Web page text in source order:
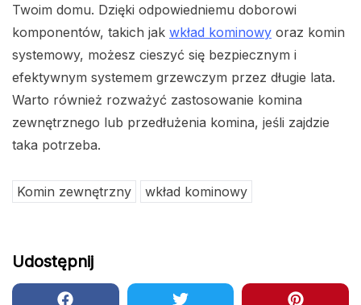
Twoim domu. Dzięki odpowiedniemu doborowi
komponentów, takich jak wkład kominowy oraz komin
systemowy, możesz cieszyć się bezpiecznym i
efektywnym systemem grzewczym przez długie lata.
Warto również rozważyć zastosowanie komina
zewnętrznego lub przedłużenia komina, jeśli zajdzie
taka potrzeba.
Komin zewnętrzny wkład kominowy
Udostępnij